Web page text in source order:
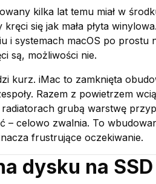
kilka lat temu miał w
się jak mała płyta
i systemach macOS po prostu
są, możliwości nie.
kurz. iMac to zamknięta
Razem z powietrzem
grubą warstwę
– celowo zwalnia. To
frustrujące oczekiwanie.
dysku na